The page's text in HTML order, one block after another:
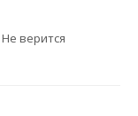
верится